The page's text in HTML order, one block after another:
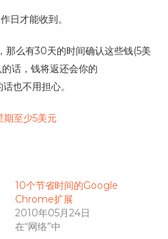
日才能收到。
那么有30天的时间确认这些钱(5美
话，钱将返还会你的
也不用担心。
期至少5美元
10个节省时间的Google
Chrome扩展
2010年05月24日
在“网络”中